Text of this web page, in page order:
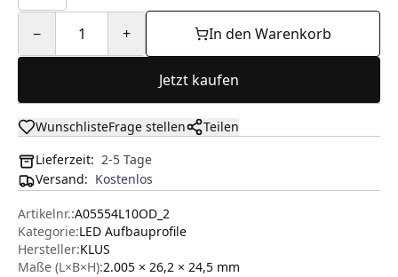
− 1 + In den Warenkorb
Jetzt kaufen
WunschlisteFrage stellen
Teilen
Lieferzeit: 2-5 Tage
Versand: Kostenlos
Artikelnr.:A05554L10OD_2
Kategorie:LED Aufbauprofile
Hersteller:KLUS
Maße (L×B×H):2.005 × 26,2 × 24,5 mm